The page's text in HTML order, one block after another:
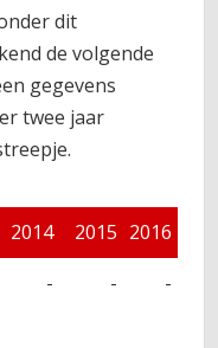
dit
de volgende
gegevens
twee jaar
2014 2015 2016
- - -